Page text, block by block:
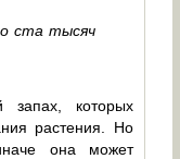
ста тысяч
которых
растения. Но
она может